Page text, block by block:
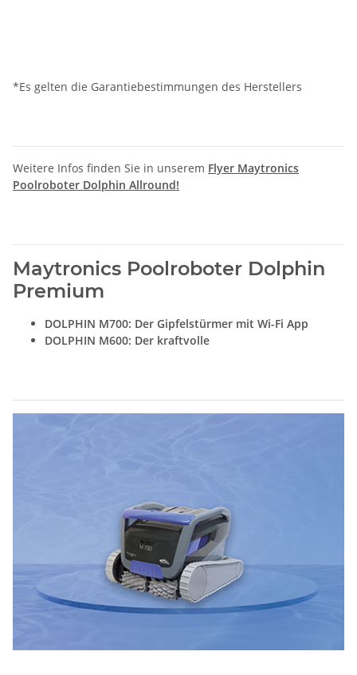
*Es gelten die Garantiebestimmungen des Herstellers
Weitere Infos finden Sie in unserem Flyer Maytronics
Poolroboter Dolphin Allround!
Maytronics Poolroboter Dolphin
Premium
DOLPHIN M700: Der Gipfelstürmer mit Wi-Fi App
DOLPHIN M600: Der kraftvolle